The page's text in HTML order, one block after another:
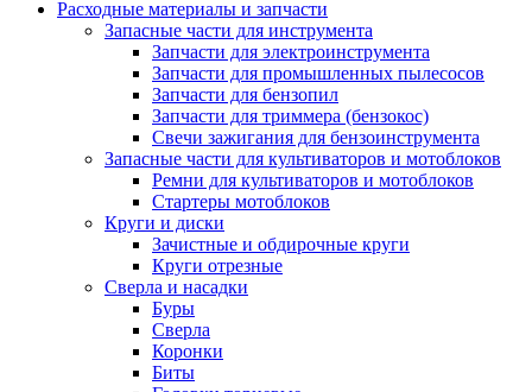
Расходные материалы и запчасти
Запасные части для инструмента
Запчасти для электроинструмента
Запчасти для промышленных пылесосов
Запчасти для бензопил
Запчасти для триммера (бензокос)
Свечи зажигания для бензоинструмента
Запасные части для культиваторов и мотоблоков
Ремни для культиваторов и мотоблоков
Стартеры мотоблоков
Круги и диски
Зачистные и обдирочные круги
Круги отрезные
Сверла и насадки
Буры
Сверла
Коронки
Биты